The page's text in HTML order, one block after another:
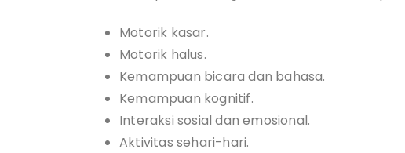
Motorik kasar.
Motorik halus.
Kemampuan bicara dan bahasa.
Kemampuan kognitif.
Interaksi sosial dan emosional.
Aktivitas sehari-hari.